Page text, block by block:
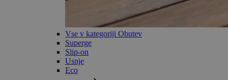
Vse v kategoriji Obutev
Superge
Slip-on
Usnje
Eco